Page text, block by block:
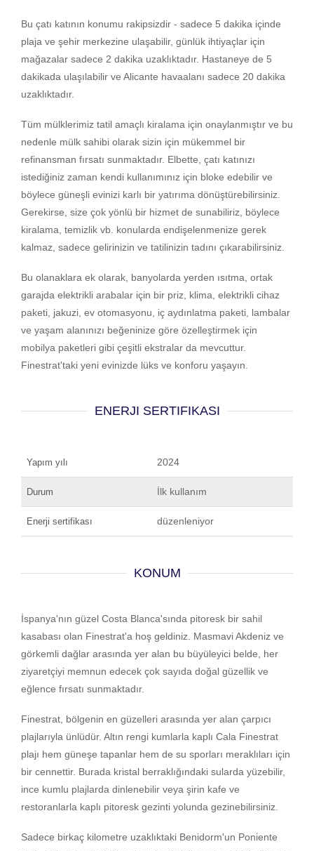
Bu çatı katının konumu rakipsizdir - sadece 5 dakika içinde
plaja ve şehir merkezine ulaşabilir, günlük ihtiyaçlar için
mağazalar sadece 2 dakika uzaklıktadır. Hastaneye de 5
dakikada ulaşılabilir ve Alicante havaalanı sadece 20 dakika
uzaklıktadır.
Tüm mülklerimiz tatil amaçlı kiralama için onaylanmıştır ve bu
nedenle mülk sahibi olarak sizin için mükemmel bir
refinansman fırsatı sunmaktadır. Elbette, çatı katınızı
istediğiniz zaman kendi kullanımınız için bloke edebilir ve
böylece güneşli evinizi karlı bir yatırıma dönüştürebilirsiniz.
Gerekirse, size çok yönlü bir hizmet de sunabiliriz, böylece
kiralama, temizlik vb. konularda endişelenmenize gerek
kalmaz, sadece gelirinizin ve tatilinizin tadını çıkarabilirsiniz.
Bu olanaklara ek olarak, banyolarda yerden ısıtma, ortak
garajda elektrikli arabalar için bir priz, klima, elektrikli cihaz
paketi, jakuzi, ev otomasyonu, iç aydınlatma paketi, lambalar
ve yaşam alanınızı beğeninize göre özelleştirmek için
mobilya paketleri gibi çeşitli ekstralar da mevcuttur.
Finestrat'taki yeni evinizde lüks ve konforu yaşayın.
ENERJI SERTIFIKASI
Yapım yılı 2024
Durum İlk kullanım
Enerji sertifikası düzenleniyor
KONUM
İspanya'nın güzel Costa Blanca'sında pitoresk bir sahil
kasabası olan Finestrat'a hoş geldiniz. Masmavi Akdeniz ve
görkemli dağlar arasında yer alan bu büyüleyici belde, her
ziyaretçiyi memnun edecek çok sayıda doğal güzellik ve
eğlence fırsatı sunmaktadır.
Finestrat, bölgenin en güzelleri arasında yer alan çarpıcı
plajlarıyla ünlüdür. Altın rengi kumlarla kaplı Cala Finestrat
plajı hem güneşe tapanlar hem de su sporları meraklıları için
bir cennettir. Burada kristal berraklığındaki sularda yüzebilir,
ince kumlu plajlarda dinlenebilir veya şirin kafe ve
restoranlarla kaplı pitoresk gezinti yolunda gezinebilirsiniz.
Sadece birkaç kilometre uzaklıktaki Benidorm'un Poniente